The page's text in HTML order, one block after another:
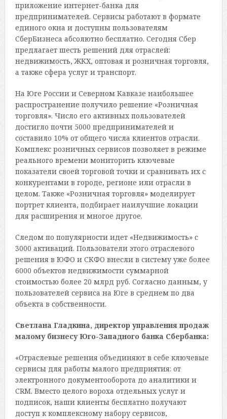
приложение интернет-банка для
предпринимателей. Сервисы работают в формате
единого окна и доступны пользователям
СберБизнеса абсолютно бесплатно. Сегодня Сбер
предлагает шесть решений для отраслей:
недвижимость, ЖКХ, оптовая и розничная торговля,
а также сфера услуг и транспорт.
На Юге России и Северном Кавказе наибольшее
распространение получило решение «Розничная
торговля». Число его активных пользователей
достигло почти 5000 предпринимателей и
составило 10% от общего числа клиентов отрасли.
Комплекс розничных сервисов позволяет в режиме
реального времени мониторить ключевые
показатели своей торговой точки и сравнивать их с
конкурентами в городе, регионе или отрасли в
целом. Также «Розничная торговля» моделирует
портрет клиента, подбирает наилучшие локации
для расширения и многое другое.
Следом по популярности идет «Недвижимость» с
3000 активаций. Пользователи этого отраслевого
решения в ЮФО и СКФО внесли в систему уже более
6000 объектов недвижимости суммарной
стоимостью более 20 млрд руб. Согласно данным, у
пользователей сервиса на Юге в среднем по два
объекта в собственности.
Светлана Гладкина, директор управления продаж
малому бизнесу Юго-Западного банка Сбербанка:
«Отраслевые решения объединяют в себе ключевые
сервисы для работы малого предприятия: от
электронного документооборота до аналитики и
CRM. Вместо целого вороха отдельных услуг и
подписок, наши клиенты бесплатно получают
доступ к комплексному набору сервисов,